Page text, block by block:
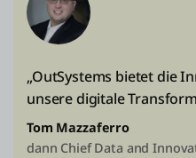
„OutSystems bietet die
unsere digitale
Tom Mazzaferro
dann Chief Data and